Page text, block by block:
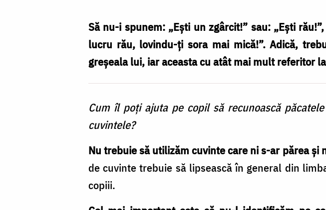
Să nu-i spunem: „Eşti un zgârcit!” sau: „Eşti
lucru rău, lovindu-ţi sora mai mică!”. Adică,
greșeala lui, iar aceasta cu atât mai mult referitor
Cum îl poţi ajuta pe copil să recunoască
cuvintele?
Nu trebuie să utilizăm cuvinte care ni s-ar părea şi
de cuvinte trebuie să lipsească în general din
copiii.